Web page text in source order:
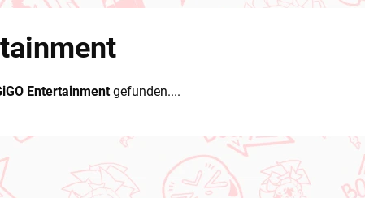
Entertainmentgefunden....